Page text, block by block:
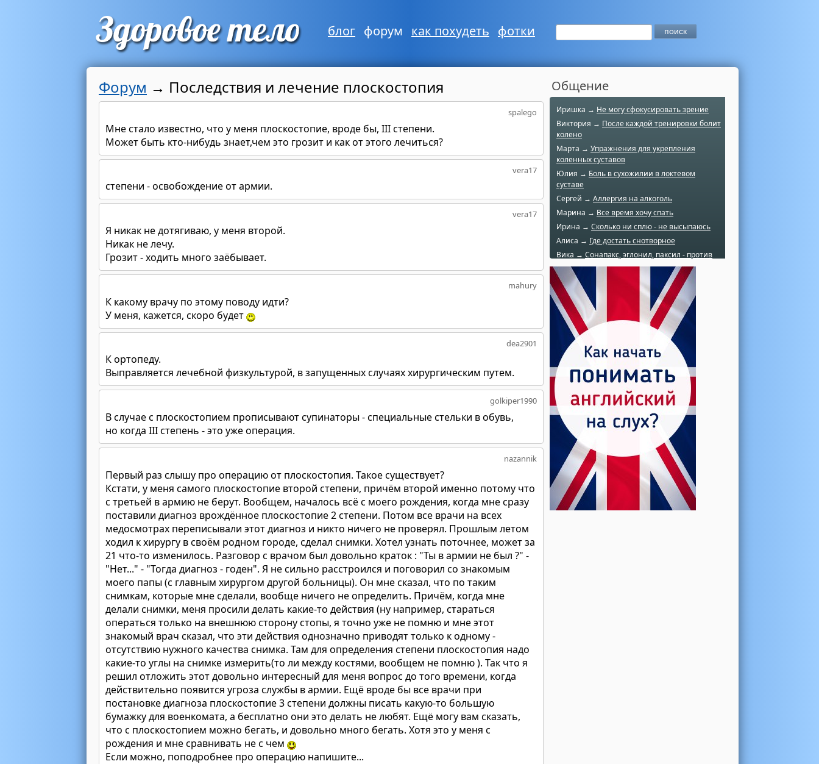
блог форум как похудеть фотки
Форум → Последствия и лечение плоскостопия
spalego
Мне стало известно, что у меня плоскостопие, вроде бы, III степени.
Может быть кто-нибудь знает,чем это грозит и как от этого лечиться?
vera17
степени - освобождение от армии.
vera17
Я никак не дотягиваю, у меня второй.
Никак не лечу.
Грозит - ходить много заёбывает.
mahury
К какому врачу по этому поводу идти?
У меня, кажется, скоро будет
dea2901
К ортопеду.
Выправляется лечебной физкультурой, в запущенных случаях хирургическим путем.
golkiper1990
В случае с плоскостопием прописывают супинаторы - специальные стельки в обувь,
но когда III степень - это уже операция.
nazannik
Первый раз слышу про операцию от плоскостопия. Такое существует?
Кстати, у меня самого плоскостопие второй степени, причём второй именно потому что
с третьей в армию не берут. Вообщем, началось всё с моего рождения, когда мне сразу
поставили диагноз врождённое плоскостопие 2 степени. Потом все врачи на всех
медосмотрах переписывали этот диагноз и никто ничего не проверял. Прошлым летом
ходил к хирургу в своём родном городе, сделал снимки. Хотел узнать поточнее, может за
21 что-то изменилось. Разговор с врачом был довольно краток : "Ты в армии не был ?" -
"Нет..." - "Тогда диагноз - годен". Я не сильно расстроился и поговорил со знакомым
моего папы (с главным хирургом другой больницы). Он мне сказал, что по таким
снимкам, которые мне сделали, вообще ничего не определить. Причём, когда мне
делали снимки, меня просили делать какие-то действия (ну например, стараться
операться только на внешнюю сторону стопы, я точно уже не помню и мне этот
знакомый врач сказал, что эти действия однозначно приводят только к одному -
отсутствию нужного качества снимка. Там для определения степени плоскостопия надо
какие-то углы на снимке измерить(то ли между костями, вообщем не помню ). Так что я
решил отложить этот довольно интересный для меня вопрос до того времени, когда
действительно появится угроза службы в армии. Ещё вроде бы все врачи при
постановке диагноза плоскостопие 3 степени должны писать какую-то большую
бумажку для военкомата, а бесплатно они это делать не любят. Ещё могу вам сказать,
что с плоскостопием можно бегать, и довольно много бегать. Хотя это у меня с
рождения и мне сравнивать не с чем
Если можно, поподробнее про операцию напишите...
Общение
Иришка → Не могу сфокусировать зрение
Виктория → После каждой тренировки болит
колено
Марта → Упражнения для укрепления
коленных суставов
Юлия → Боль в сухожилии в локтевом
суставе
Сергей → Аллергия на алкоголь
Марина → Все время хочу спать
Ирина → Сколько ни сплю - не высыпаюсь
Алиса → Где достать снотворное
Вика → Сонапакс, эглонил, паксил - против
чего?
Катерина →
Боль в колене при нагрузке
Алла →Болят коленные суставы
Паша Щ. →
Боль в коленной чашечке
Ульяна Ф. →Болят и хрустят колени
Артемов Иван →
Болит и опухло колено
Чернов Игорь →Болят суставы при занятиях
спортом